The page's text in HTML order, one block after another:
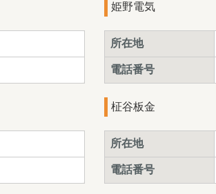
姫野電気
所在地
電話番号
柾谷板金
所在地
電話番号